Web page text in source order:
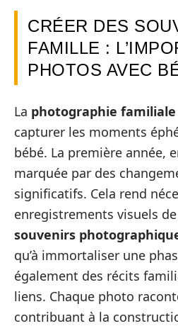
CRÉER DES
FAMILLE :
PHOTOS AVEC
La photographie familiale
capturer les moments
bébé. La première année,
marquée par des
significatifs. Cela rend
enregistrements visuels
souvenirs
qu’à immortaliser une
également des récits
liens. Chaque photo
contribuant à la